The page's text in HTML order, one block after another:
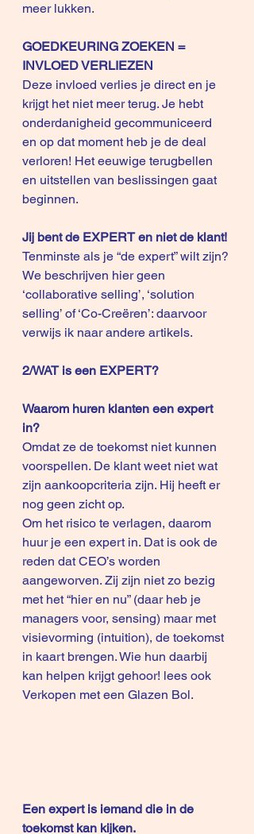
meer lukken.
GOEDKEURING ZOEKEN =
INVLOED VERLIEZEN
Deze invloed verlies je direct en je
krijgt het niet meer terug. Je hebt
onderdanigheid gecommuniceerd
en op dat moment heb je de deal
verloren! Het eeuwige terugbellen
en uitstellen van beslissingen gaat
beginnen.
Jij bent de EXPERT en niet de klant!
Tenminste als je “de expert” wilt zijn?
We beschrijven hier geen
‘collaborative selling’, ‘solution
selling’ of ‘Co-Creëren’: daarvoor
verwijs ik naar andere artikels.
2/WAT is een EXPERT?
Waarom huren klanten een expert
in?
Omdat ze de toekomst niet kunnen
voorspellen. De klant weet niet wat
zijn aankoopcriteria zijn. Hij heeft er
nog geen zicht op.
Om het risico te verlagen, daarom
huur je een expert in. Dat is ook de
reden dat CEO’s worden
aangeworven. Zij zijn niet zo bezig
met het “hier en nu” (daar heb je
managers voor, sensing) maar met
visievorming (intuition), de toekomst
in kaart brengen. Wie hun daarbij
kan helpen krijgt gehoor! lees ook
Verkopen met een Glazen Bol.
Een expert is iemand die in de
toekomst kan kijken.